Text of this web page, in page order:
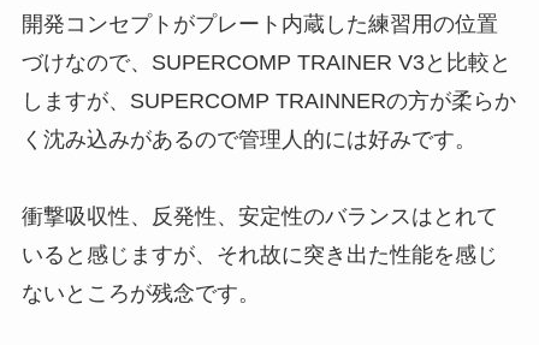
開発コンセプトがプレート内蔵した練習用の位置
づけなので、SUPERCOMP TRAINER V3と比較と
しますが、SUPERCOMP TRAINNERの方が柔らか
く沈み込みがあるので管理人的には好みです。
衝撃吸収性、反発性、安定性のバランスはとれて
いると感じますが、それ故に突き出た性能を感じ
ないところが残念です。